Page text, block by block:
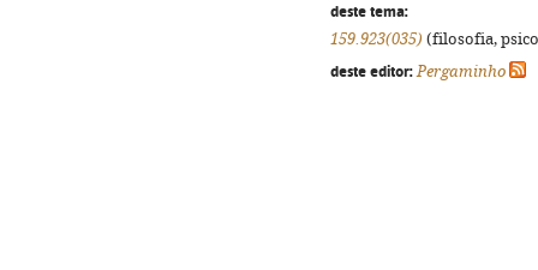
deste tema:
159.923(035) (filosofia,
deste editor: Pergaminho